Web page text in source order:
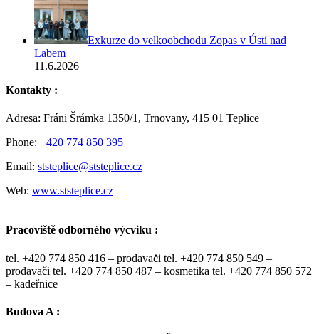
Exkurze do velkoobchodu Zopas v Ústí nad
Labem
11.6.2026
Kontakty :
Adresa: Fráni Šrámka 1350/1, Trnovany, 415 01 Teplice
Phone: +420 774 850 395
Email: ststeplice@ststeplice.cz
Web: www.ststeplice.cz
Pracoviště odborného výcviku :
tel. +420 774 850 416 – prodavači tel. +420 774 850 549 –
prodavači tel. +420 774 850 487 – kosmetika tel. +420 774 850 572
– kadeřnice
Budova A :